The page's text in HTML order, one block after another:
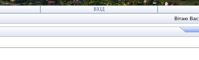
ВХІД
Вітаю Вас